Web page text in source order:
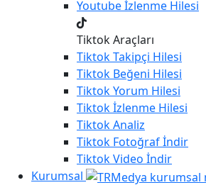
Youtubeİzlenme Hilesi
Tiktok Araçları
TiktokTakipçi Hilesi
Tiktok Beğeni Hilesi
TiktokYorum Hilesi
Tiktokİzlenme Hilesi
TiktokAnaliz
Tiktok Fotoğraf İndir
TiktokVideo İndir
Kurumsal